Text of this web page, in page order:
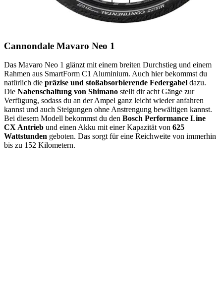
Cannondale Mavaro Neo 1
Das Mavaro Neo 1 glänzt mit einem breiten Durchstieg und einem
Rahmen aus SmartForm C1 Aluminium. Auch hier bekommst du
natürlich die präzise und stoßabsorbierende Federgabel dazu.
Die Nabenschaltung von Shimano stellt dir acht Gänge zur
Verfügung, sodass du an der Ampel ganz leicht wieder anfahren
kannst und auch Steigungen ohne Anstrengung bewältigen kannst.
Bei diesem Modell bekommst du den Bosch Performance Line
CX Antrieb und einen Akku mit einer Kapazität von 625
Wattstunden geboten. Das sorgt für eine Reichweite von immerhin
bis zu 152 Kilometern.